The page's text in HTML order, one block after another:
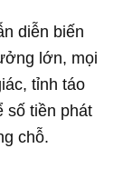
diễn biến
lớn, mọi
tỉnh táo
số tiền phát
chỗ.